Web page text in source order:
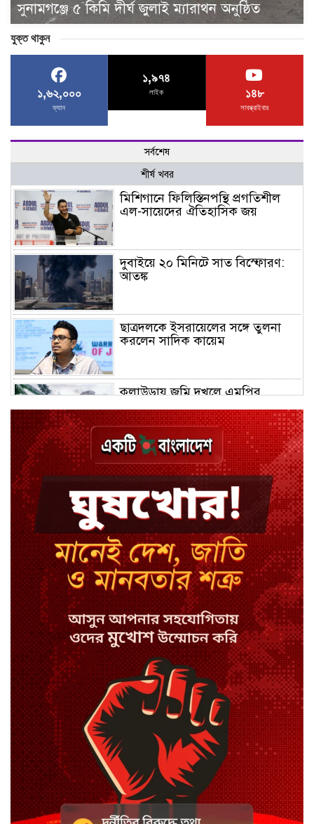
সুনামগঞ্জে ৫ কিমি দীর্ঘ জুলাই ম্যারাথন অনুষ্ঠিত
যুক্ত থাকুন
১,৬২,০০০
ফ্যান
১,৯৭৪
লাইক ১৪৮
সাবস্ক্রাইবার
সর্বশেষ
শীর্ষ খবর
মিশিগানে ফিলিস্তিনপন্থি প্রগতিশীল
এল-সায়েদের ঐতিহাসিক জয়
দুবাইয়ে ২০ মিনিটে সাত বিস্ফোরণ:
আতঙ্ক
ছাত্রদলকে ইসরায়েলের সঙ্গে তুলনা
করলেন সাদিক কায়েম
কুলাউড়ায় জমি দখলে এমপির
চুয়াডাঙ্গায় জুলাইয়ের মামলায় ছাত্রলীগ
নেতা গ্রেপ্তার
নেইমারের খোঁচায় উত্তপ্ত মাঠ, শুনলেন
‘বদমাশ’ গালি